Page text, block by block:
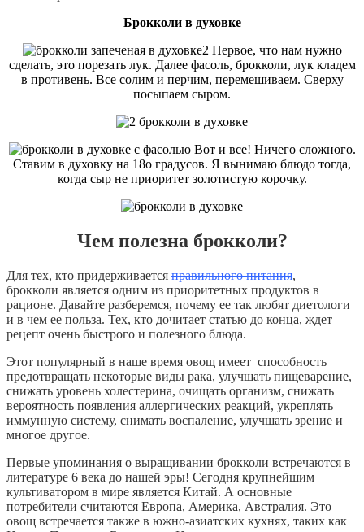
Брокколи в духовке
Первое, что нам нужно
сделать, это порезать лук. Далее фасоль, брокколи, лук кладем
в противень. Все солим и перчим, перемешиваем. Сверху
посыпаем сыром.
Вот и все! Ничего сложного.
Ставим в духовку на 18о градусов. Я вынимаю блюдо тогда,
когда сыр не приоритет золотистую корочку.
Чем полезна брокколи?
Для тех, кто придерживается правильного питания,
брокколи является одним из приоритетных продуктов в
рационе. Давайте разберемся, почему ее так любят диетологи
и в чем ее польза. Тех, кто дочитает статью до конца, ждет
рецепт очень быстрого и полезного блюда.
Этот популярный в наше время овощ имеет способность
предотвращать некоторые виды рака, улучшать пищеварение,
снижать уровень холестерина, очищать организм, снижать
вероятность появления аллергических реакций, укреплять
иммунную систему, снимать воспаление, улучшать зрение и
многое другое.
Первые упоминания о выращивании брокколи встречаются в
литературе 6 века до нашей эры! Сегодня крупнейшим
культиватором в мире является Китай. А основные
потребители считаются Европа, Америка, Австралия. Это
овощ встречается также в южно-азиатских кухнях, таких как